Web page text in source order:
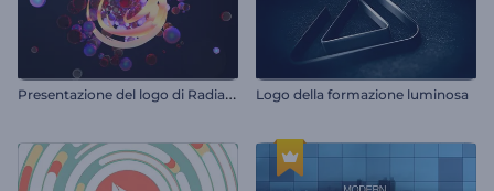
P
resentazione del logo di Radiant Forms Logo della formazione luminosa